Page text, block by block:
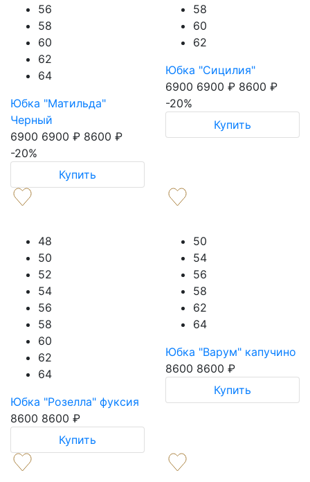
56
58
60
62
64
Юбка "Матильда"
Черный
6900 6900 ₽ 8600 ₽
-20%
Купить
58
60
62
Юбка "Сицилия"
6900 6900 ₽ 8600 ₽
-20%
Купить
48
50
52
54
56
58
60
62
64
Юбка "Розелла" фуксия
8600 8600 ₽
Купить
50
54
56
58
62
64
Юбка "Варум" капучино
8600 8600 ₽
Купить